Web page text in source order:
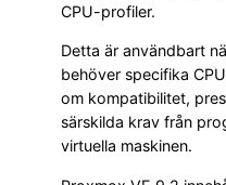
CPU-profiler.
Detta är användbart
behöver specifika
om kompatibilitet,
särskilda krav från
virtuella maskinen.